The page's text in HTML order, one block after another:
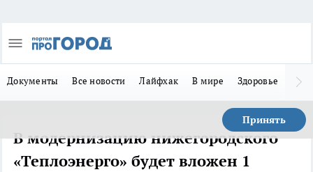
Документы Все новости Лайфхак В мире Здоровье
Принять
В модернизацию нижегородского
«Теплоэнерго» будет вложен 1